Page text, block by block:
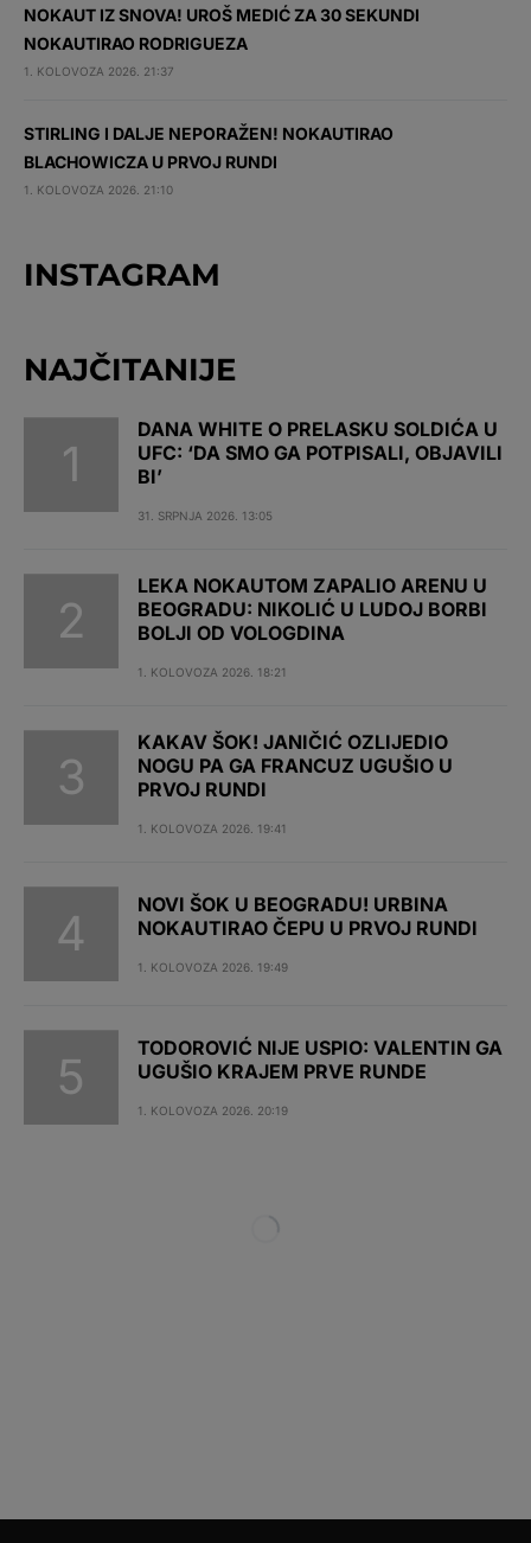
NOKAUT IZ SNOVA! UROŠ MEDIĆ ZA 30 SEKUNDI
NOKAUTIRAO RODRIGUEZA
1. KOLOVOZA 2026. 21:37
STIRLING I DALJE NEPORAŽEN! NOKAUTIRAO
BLACHOWICZA U PRVOJ RUNDI
1. KOLOVOZA 2026. 21:10
INSTAGRAM
NAJČITANIJE
DANA WHITE O PRELASKU SOLDIĆA U
UFC: ‘DA SMO GA POTPISALI, OBJAVILI
BI’
31. SRPNJA 2026. 13:05
LEKA NOKAUTOM ZAPALIO ARENU U
BEOGRADU: NIKOLIĆ U LUDOJ BORBI
BOLJI OD VOLOGDINA
1. KOLOVOZA 2026. 18:21
KAKAV ŠOK! JANIČIĆ OZLIJEDIO
NOGU PA GA FRANCUZ UGUŠIO U
PRVOJ RUNDI
1. KOLOVOZA 2026. 19:41
NOVI ŠOK U BEOGRADU! URBINA
NOKAUTIRAO ČEPU U PRVOJ RUNDI
1. KOLOVOZA 2026. 19:49
TODOROVIĆ NIJE USPIO: VALENTIN GA
UGUŠIO KRAJEM PRVE RUNDE
1. KOLOVOZA 2026. 20:19